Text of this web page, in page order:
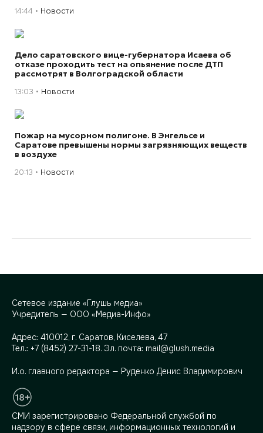
14:44 Новости
Дело саратовского вице-губернатора Исаева об
отказе проходить тест на опьянение после ДТП
рассмотрят в Волгоградской области
13:03 Новости
Пожар на мусорном полигоне. В Энгельсе и
Саратове превышены нормы загрязняющих веществ
в воздухе
20:13 Новости
Сетевое издание «Глушь медиа»
Учредитель — ООО «Медиа-Инфо»
Адрес: 410012, г. Саратов, Киселева, 47
Тел.: +7 (8452) 27-31-18. Эл. почта: mail@glush.media
И.о. главного редактора — Руденко Денис Владимирович
СМИ зарегистрировано Федеральной службой по
надзору в сфере связи, информационных технологий и